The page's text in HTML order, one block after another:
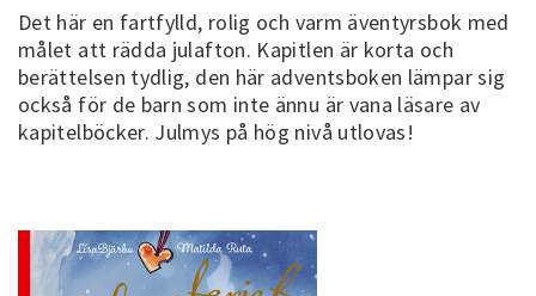
Det här en fartfylld, rolig och varm äventyrsbok med
målet att rädda julafton. Kapitlen är korta och
berättelsen tydlig, den här adventsboken lämpar sig
också för de barn som inte ännu är vana läsare av
kapitelböcker. Julmys på hög nivå utlovas!